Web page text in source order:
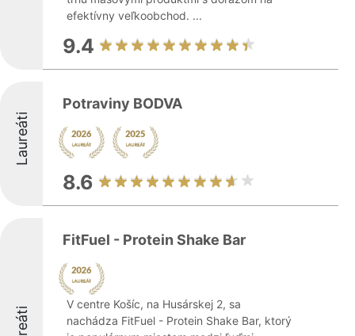
efektívny veľkoobchod. ...
9.4
Laureáti
Potraviny BODVA
8.6
FitFuel - Protein Shake Bar
V centre Košíc, na Husárskej 2, sa
nachádza FitFuel - Protein Shake Bar, ktorý